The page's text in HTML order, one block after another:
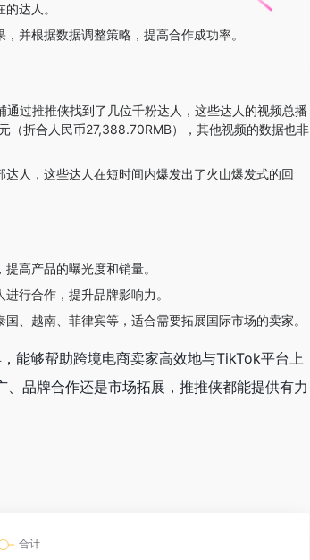
达人。
并根据数据调整策略，提高合作成功率。
过推推侠找到了几位千粉达人，这些达人的视频总播
（折合人民币27,388.70RMB），其他视频的数据也非
人，这些达人在短时间内爆发出了火山爆发式的回
高产品的曝光度和销量。
行合作，提升品牌影响力。
、越南、菲律宾等，适合需要拓展国际市场的卖家。
能够帮助跨境电商卖家高效地与TikTok平台上
品牌合作还是市场拓展，推推侠都能提供有力